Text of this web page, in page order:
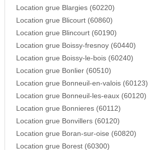
Location grue Blargies (60220)
Location grue Blicourt (60860)
Location grue Blincourt (60190)
Location grue Boissy-fresnoy (60440)
Location grue Boissy-le-bois (60240)
Location grue Bonlier (60510)
Location grue Bonneuil-en-valois (60123)
Location grue Bonneuil-les-eaux (60120)
Location grue Bonnieres (60112)
Location grue Bonvillers (60120)
Location grue Boran-sur-oise (60820)
Location grue Borest (60300)